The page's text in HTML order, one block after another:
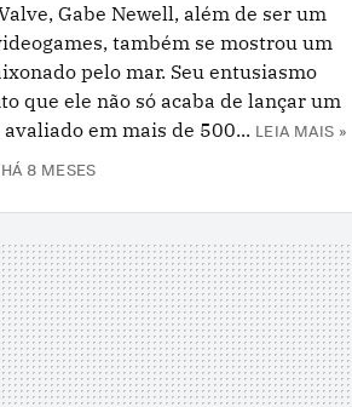
Gabe Newell, além de ser um
também se mostrou um
pelo mar. Seu entusiasmo
que ele não só acaba de lançar um
em mais de 500... LEIA MAIS »
HÁ 8 MESES